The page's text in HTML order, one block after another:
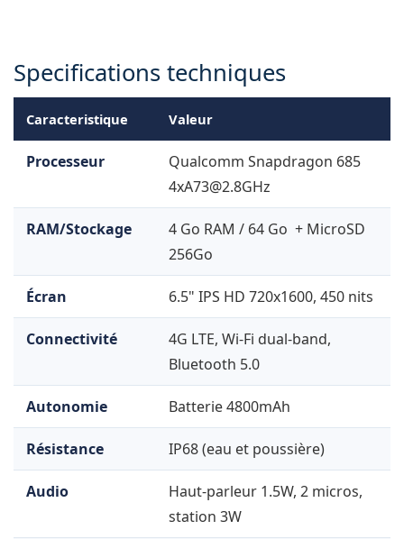
Specifications techniques
Caracteristique Valeur
Processeur
Qualcomm Snapdragon 685
4xA73@2.8GHz
RAM/Stockage
4 Go RAM / 64 Go + MicroSD
256Go
Écran 6.5" IPS HD 720x1600, 450 nits
Connectivité
4G LTE, Wi-Fi dual-band,
Bluetooth 5.0
Autonomie Batterie 4800mAh
Résistance IP68 (eau et poussière)
Audio
Haut-parleur 1.5W, 2 micros,
station 3W